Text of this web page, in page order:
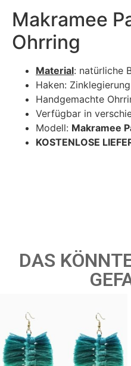
Makramee
Ohrring
Material: natürliche
Haken: Zinklegierung
Handgemachte
Verfügbar in
Modell: Makramee
KOSTENLOSE
DAS